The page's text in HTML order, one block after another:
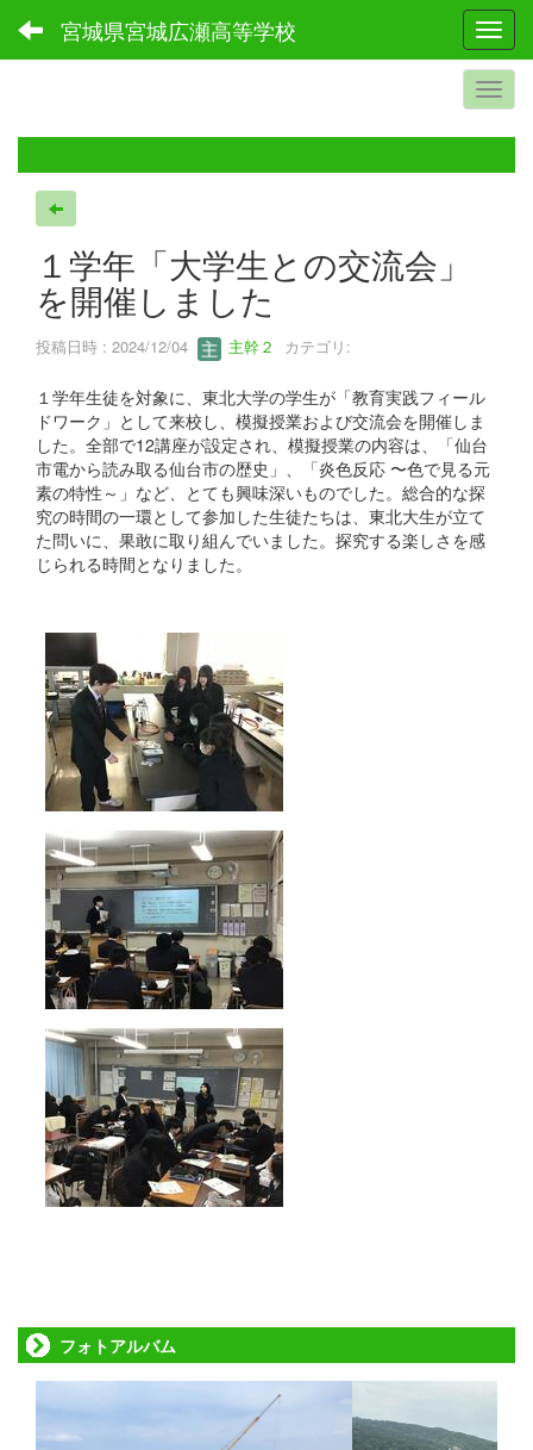
宮城県宮城広瀬高等学校
１学年「大学生との交流会」
を開催しました
投稿日時 : 2024/12/04 主幹２ カテゴリ:
１学年生徒を対象に、東北大学の学生が「教育実践フィール
ドワーク」として来校し、模擬授業および交流会を開催しま
した。全部で12講座が設定され、模擬授業の内容は、「仙台
市電から読み取る仙台市の歴史」、「炎色反応 〜色で見る元
素の特性～」など、とても興味深いものでした。総合的な探
究の時間の一環として参加した生徒たちは、東北大生が立て
た問いに、果敢に取り組んでいました。探究する楽しさを感
じられる時間となりました。
フォトアルバム
p
r
n
e